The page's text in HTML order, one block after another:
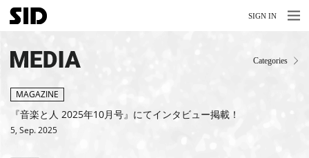
SIGN IN
MOVIES
MEDIA Categories
MAGAZINE
『音楽と人 2025年10月号』にてインタビュー掲載！
5, Sep. 2025